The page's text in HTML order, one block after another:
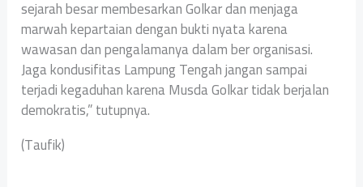
sejarah besar membesarkan Golkar dan menjaga
marwah kepartaian dengan bukti nyata karena
wawasan dan pengalamanya dalam ber organisasi.
Jaga kondusifitas Lampung Tengah jangan sampai
terjadi kegaduhan karena Musda Golkar tidak berjalan
demokratis,” tutupnya.
(Taufik)